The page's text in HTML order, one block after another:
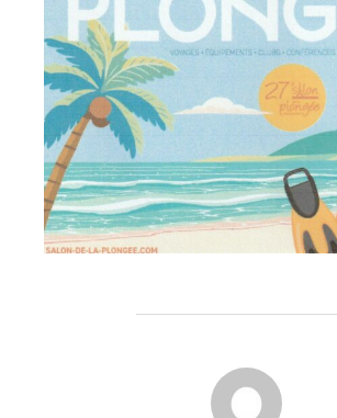
AUTEUR DE LA